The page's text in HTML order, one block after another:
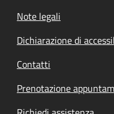
Note legali
Dichiarazione di
Contatti
Prenotazione